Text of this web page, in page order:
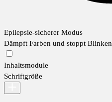
Epilepsie-sicherer Modus
Dämpft Farben und stoppt Blinken
Inhaltsmodule
Schriftgröße